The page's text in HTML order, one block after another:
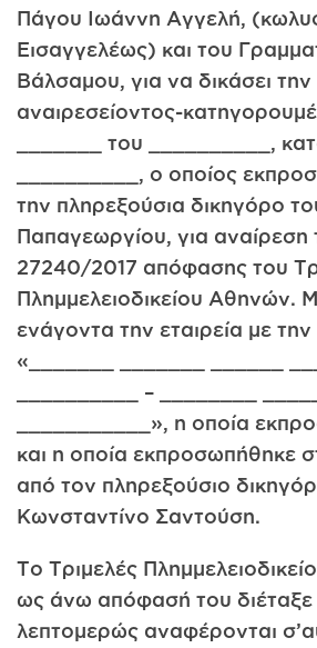
Πάγου Ιωάννη Αγγελή,
Εισαγγελέως) και του
Βάλσαμου, για να δικάσει την
αναιρεσείοντος-
_______ του __________,
__________, ο οποίος
την πληρεξούσια δικηγόρο
Παπαγεωργίου, για αναίρεση
27240/2017 απόφασης του
Πλημμελειοδικείου Αθηνών.
ενάγοντα την εταιρεία με
«_______ _______ ______
__________ – ________
___________», η οποία
και η οποία εκπροσωπήθηκε
από τον πληρεξούσιο
Κωνσταντίνο Σαντούση.
Το Τριμελές
ως άνω απόφασή του
λεπτομερώς αναφέρονται